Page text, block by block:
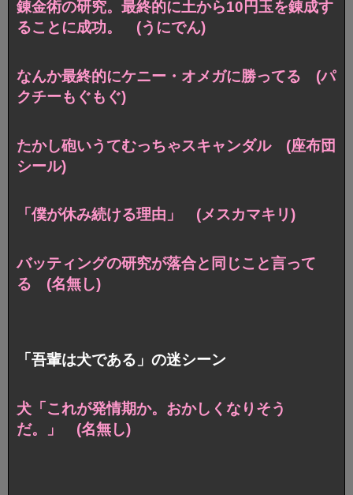
錬金術の研究。最終的に土から10円玉を錬成す
ることに成功。 (うにでん)
なんか最終的にケニー・オメガに勝ってる (パ
クチーもぐもぐ)
たかし砲いうてむっちゃスキャンダル (座布団
シール)
「僕が休み続ける理由」 (メスカマキリ)
バッティングの研究が落合と同じこと言って
る (名無し)
「吾輩は犬である」の迷シーン
犬「これが発情期か。おかしくなりそう
だ。」 (名無し)